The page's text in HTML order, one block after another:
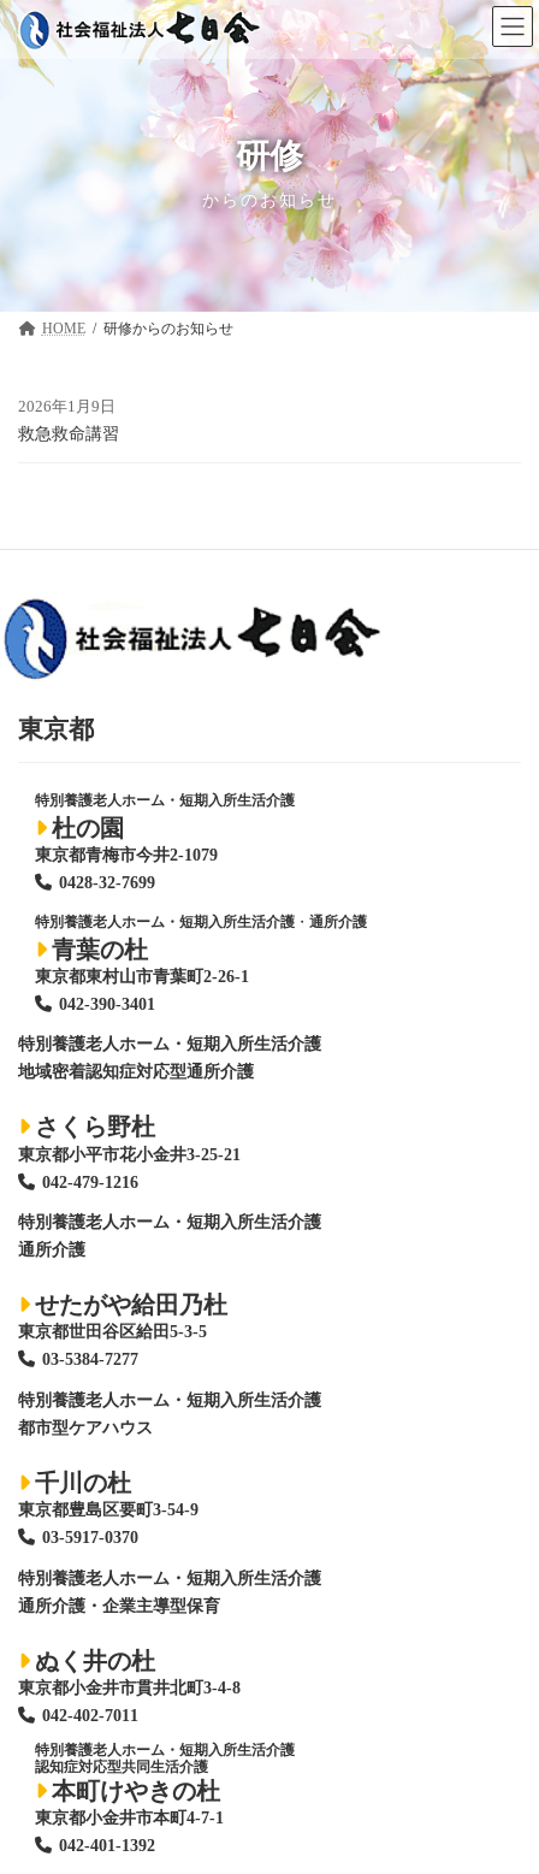
コ
ン
ナ
ビ
研修
からのお知らせ
HOME 研修
2026年1月9日
救急救命講習
東京都
特別養護老人ホーム・短期入所生活介護
杜の園
東京都青梅市今井2-1079
0428-32-7699
特別養護老人ホーム・短期入所生活介護 ・ 通所介護
青葉の杜
東京都東村山市青葉町2-26-1
042-390-3401
特別養護老人ホーム ・短期入所生活介護
地域密着認知症対応型通所介護
さくら野杜
東京都小平市花小金井3-25-21
042-479-1216
特別養護老人ホーム ・短期入所生活介護
通所介護
せたがや給田乃杜
東京都世田谷区給田5-3-5
03-5384-7277
特別養護老人ホーム ・短期入所生活介護
都市型ケアハウス
千川の杜
東京都豊島区要町3-54-9
03-5917-0370
特別養護老人ホーム ・短期入所生活介護
通所介護・企業主導型保育
ぬく井の杜
東京都小金井市貫井北町3-4-8
042-402-7011
特別養護老人ホーム ・短期入所生活介護
認知症対応型共同生活介護
本町けやきの杜
東京都小金井市本町4-7-1
042-401-1392